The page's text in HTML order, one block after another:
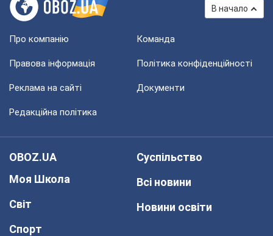
В начало
Про компанію Команда
Правова інформація Політика конфіденційності
Реклама на сайті Документи
Редакційна політика
OBOZ.UA
Моя Школа
Світ
Спорт
Суспільство
Всі новини
Новини освіти